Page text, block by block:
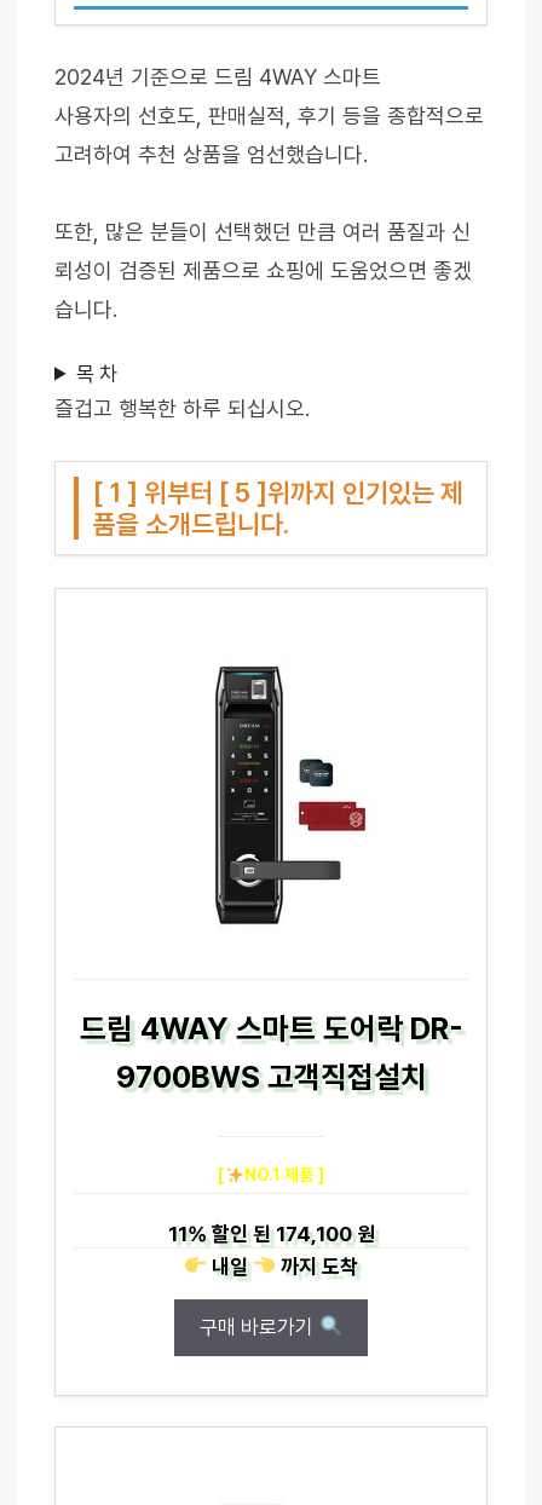
2024년 기준으로 드림 4WAY 스마트
사용자의 선호도, 판매실적, 후기 등을 종합적으로
고려하여 추천 상품을 엄선했습니다.
또한, 많은 분들이 선택했던 만큼 여러 품질과 신
뢰성이 검증된 제품으로 쇼핑에 도움었으면 좋겠
습니다.
목 차
즐겁고 행복한 하루 되십시오.
[ 1 ] 위부터 [ 5 ]위까지 인기있는 제
품을 소개드립니다.
드림 4WAY 스마트 도어락 DR-
9700BWS 고객직접설치
[ NO.1 제품 ]
11%할인 된174,100 원
내일
까지도착
구매 바로가기